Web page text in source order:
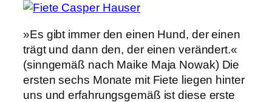
»Es gibt immer den einen Hund, der einen
trägt und dann den, der einen verändert.«
(sinngemäß nach Maike Maja Nowak) Die
ersten sechs Monate mit Fiete liegen hinter
uns und erfahrungsgemäß ist diese erste